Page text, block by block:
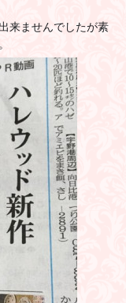
来ませんでしたが素